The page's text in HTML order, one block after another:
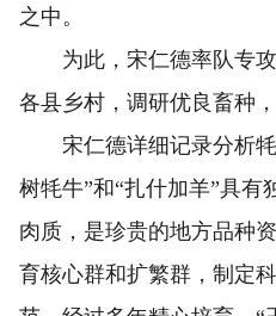
之中。
为此，宋仁德率队专攻
各县乡村，调研优良畜种
宋仁德详细记录分析牦
树牦牛”和“扎什加羊”具有
肉质，是珍贵的地方品种
育核心群和扩繁群，制定